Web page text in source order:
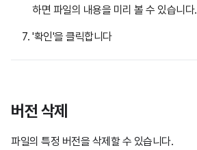
하면 파일의 내용을 미리 볼 수 있습니다.
'확인'을 클릭합니다
버전 삭제
파일의 특정 버전을 삭제할 수 있습니다.